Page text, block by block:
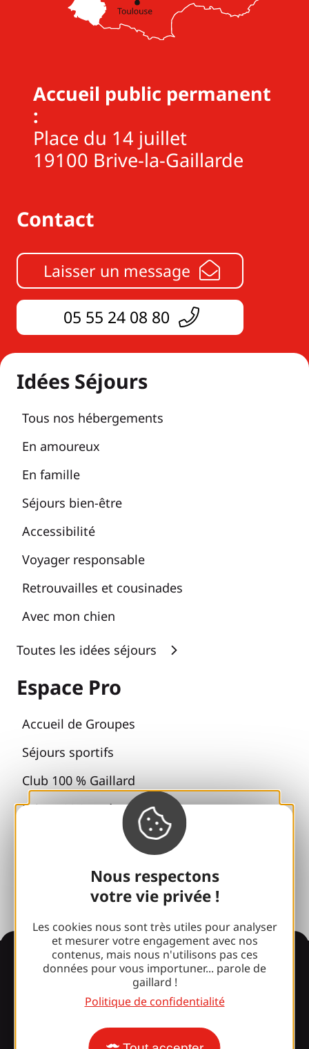
Nous respectons
votre vie privée !
Les cookies nous sont très utiles pour analyser
et mesurer votre engagement avec nos
contenus, mais nous n'utilisons pas ces
données pour vous importuner... parole de
gaillard !
Politique de confidentialité
Accueil public permanent
:
Place du 14 juillet
19100 Brive-la-Gaillarde
Contact
Laisser un message
05 55 24 08 80
Idées Séjours
Tous nos hébergements
En amoureux
En famille
Séjours bien-être
Accessibilité
Voyager responsable
Retrouvailles et cousinades
Avec mon chien
Toutes les idées séjours
Espace Pro
Accueil de Groupes
Séjours sportifs
Club 100 % Gaillard
Brive 100 % Evénement
Informations
Surpris par notre design ?